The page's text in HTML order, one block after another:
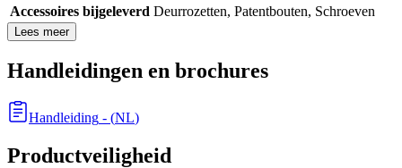
Accessoires bijgeleverd Deurrozetten, Patentbouten, Schroeven
Lees meer
Handleidingen en brochures
Handleiding - (NL)
Productveiligheid